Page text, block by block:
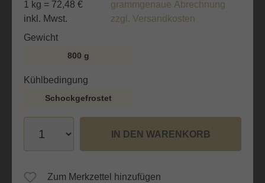
1 kg = 72,48 €
grammgenaue Abrechnung
inkl. Mwst.
zzgl. Versandkosten
Gewichtauswählen
800 g
Kühlbedingung
Schockgefrostet
IN DEN WARENKORB
Zum Merkzettel hinzufügen